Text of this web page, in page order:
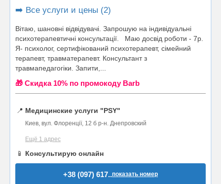
➡️ Все услуги и цены (2)
Вітаю, шановні відвідувачі. Запрошую на індивідуальні
психотерапевтичні консультації. Маю досвід роботи - 7р.
Я- психолог, сертифікований психотерапевт, сімейний
терапевт, травматерапевт. Консультант з
травмапедагогіки. Запити,...
🎁 Cкидка 10% по промокоду Barb
📍 Медицинские услуги "PSY"
Киев, вул. Флоренції, 12 б р-н. Днепровский
Ещё 1 адрес
📱 Консультирую онлайн
+38 (097) 617..показать номер